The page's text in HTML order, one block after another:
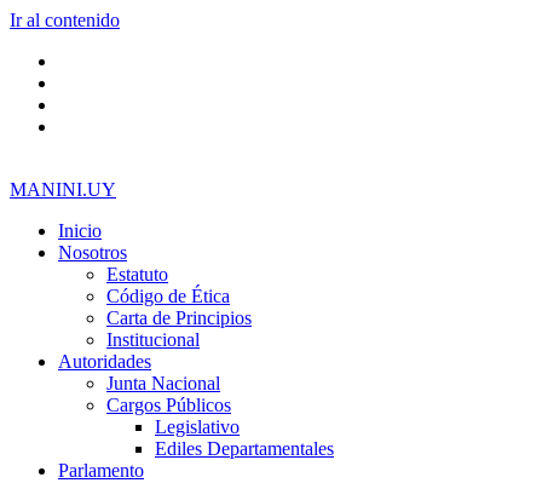
Ir al contenido
MANINI.UY
Inicio
Nosotros
Estatuto
Código de Ética
Carta de Principios
Institucional
Autoridades
Junta Nacional
Cargos Públicos
Legislativo
Ediles Departamentales
Parlamento